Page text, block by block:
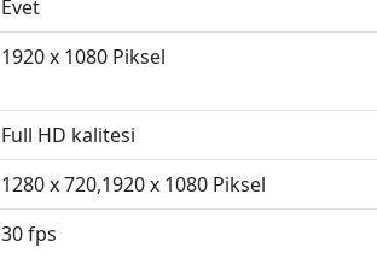
Evet
1920 x 1080 Piksel
Full HD kalitesi
1280 x 720,1920 x 1080 Piksel
30 fps